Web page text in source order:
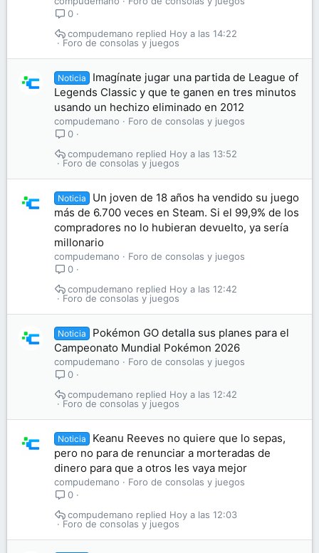
0
Foro de consolas y juegos
Hoy a las 14:22
compudemano
Noticia
Imagínate jugar una partida de League of
Legends Classic y que te ganen en tres minutos
usando un hechizo eliminado en 2012
compudemano
Foro de consolas y juegos
0
Foro de consolas y juegos
Hoy a las 13:52
compudemano
Noticia
Un joven de 18 años ha vendido su juego
más de 6.700 veces en Steam. Si el 99,9% de los
compradores no lo hubieran devuelto, ya sería
millonario
compudemano
Foro de consolas y juegos
0
Foro de consolas y juegos
Hoy a las 12:42
compudemano
Noticia
Pokémon GO detalla sus planes para el
Campeonato Mundial Pokémon 2026
compudemano
Foro de consolas y juegos
0
Foro de consolas y juegos
Hoy a las 12:42
compudemano
Noticia
Keanu Reeves no quiere que lo sepas,
pero no para de renunciar a morteradas de
dinero para que a otros les vaya mejor
compudemano
Foro de consolas y juegos
0
Foro de consolas y juegos
Hoy a las 12:03
compudemano